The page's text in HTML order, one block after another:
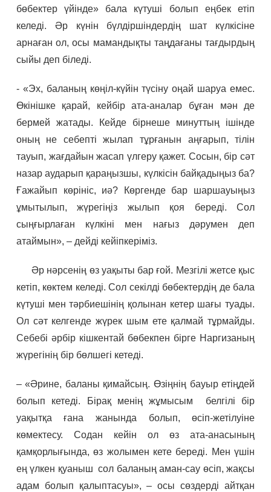
бөбектер үйінде» бала күтуші болып еңбек етіп
келеді. Әр күнін бүлдіршіндердің шат күлкісіне
арнаған ол, осы мамандықты таңдағаны тағдырдың
сыйы деп біледі.
- «Эх, баланың көңіл-күйін түсіну оңай шаруа емес.
Өкінішке қарай, кейбір ата-аналар бұған мән де
бермей жатады. Кейде бірнеше минуттың ішінде
оның не себепті жылап тұрғанын аңғарып, тілін
тауып, жағдайын жасап үлгеру қажет. Сосын, бір сәт
назар аударып қараңызшы, күлкісін байқадыңыз ба?
Ғажайып көрініс, иә? Көргенде бар шаршауыңыз
ұмытылып, жүрегіңіз жылып қоя береді. Сол
сыңғырлаған күлкіні мен нағыз дәрумен деп
атаймын», – дейді кейіпкеріміз.
Әр нәрсенің өз уақыты бар ғой. Мезгілі жетсе қыс
кетіп, көктем келеді. Сол секілді бөбектердің де бала
күтуші мен тәрбиешінің қолынан кетер шағы туады.
Ол сәт келгенде жүрек шым ете қалмай тұрмайды.
Себебі әрбір кішкентай бөбекпен бірге Наргизаның
жүрегінің бір бөлшегі кетеді.
– «Әрине, баланы қимайсың. Өзіңнің бауыр етіңдей
болып кетеді. Бірақ менің жұмысым белгілі бір
уақытқа ғана жанында болып, өсіп-жетілуіне
көмектесу. Содан кейін ол өз ата-анасының
қамқорлығында, өз жолымен кете береді. Мен үшін
ең үлкен қуаныш сол баланың аман-сау өсіп, жақсы
адам болып қалыптасуы», – осы сөздерді айтқан